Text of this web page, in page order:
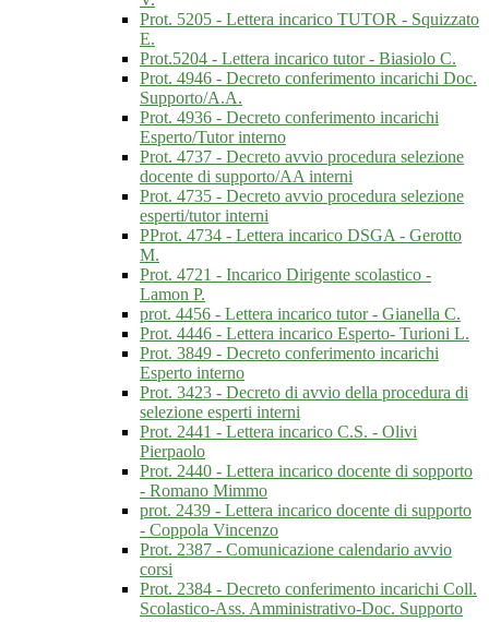
Prot. 5205 - Lettera incarico TUTOR - Squizzato
E.
Prot.5204 - Lettera incarico tutor - Biasiolo C.
Prot. 4946 - Decreto conferimento incarichi Doc.
Supporto/A.A.
Prot. 4936 - Decreto conferimento incarichi
Esperto/Tutor interno
Prot. 4737 - Decreto avvio procedura selezione
docente di supporto/AA interni
Prot. 4735 - Decreto avvio procedura selezione
esperti/tutor interni
PProt. 4734 - Lettera incarico DSGA - Gerotto
M.
Prot. 4721 - Incarico Dirigente scolastico -
Lamon P.
prot. 4456 - Lettera incarico tutor - Gianella C.
Prot. 4446 - Lettera incarico Esperto- Turioni L.
Prot. 3849 - Decreto conferimento incarichi
Esperto interno
Prot. 3423 - Decreto di avvio della procedura di
selezione esperti interni
Prot. 2441 - Lettera incarico C.S. - Olivi
Pierpaolo
Prot. 2440 - Lettera incarico docente di sopporto
- Romano Mimmo
prot. 2439 - Lettera incarico docente di supporto
- Coppola Vincenzo
Prot. 2387 - Comunicazione calendario avvio
corsi
Prot. 2384 - Decreto conferimento incarichi Coll.
Scolastico-Ass. Amministrativo-Doc. Supporto